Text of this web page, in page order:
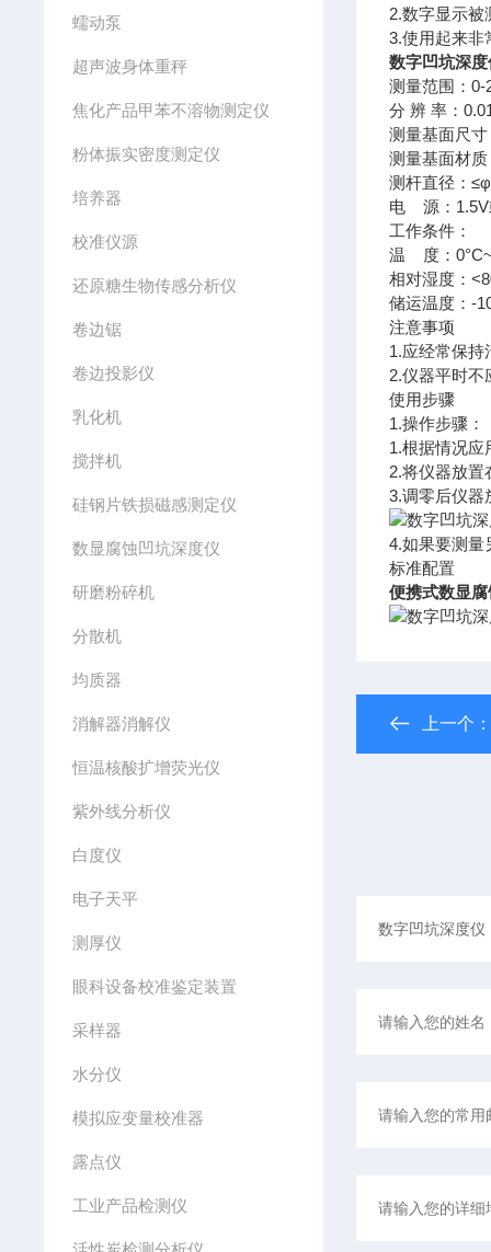
蠕动泵
超声波身体重秤
焦化产品甲苯不溶物测定仪
粉体振实密度测定仪
培养器
校准仪源
还原糖生物传感分析仪
卷边锯
卷边投影仪
乳化机
搅拌机
硅钢片铁损磁感测定仪
数显腐蚀凹坑深度仪
研磨粉碎机
分散机
均质器
消解器消解仪
恒温核酸扩增荧光仪
紫外线分析仪
白度仪
电子天平
测厚仪
眼科设备校准鉴定装置
采样器
水分仪
模拟应变量校准器
露点仪
工业产品检测仪
2.数字显示被
3.使用起来非
数字凹坑深
测量范围：0-
分 辨 率：
测量基面尺
测量基面材
测杆直径：
电 源：1.5V
工作条件：
温 度：
相对湿度：
储运温度：-
注意事项
1.应经常保持
2.仪器平时不
使用步骤
1.操作步骤：
1.根据情况应
2.将仪器放置
3.调零后仪器
4.如果要测量
标准配置
便携式数显
上一个